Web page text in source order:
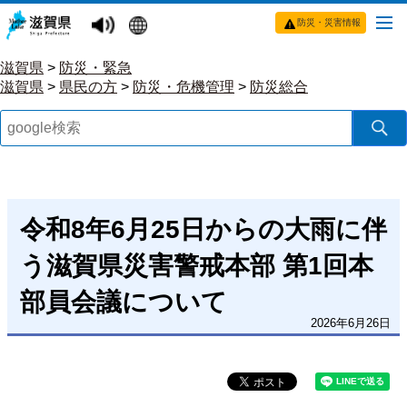
防災・災害情報
滋賀県 > 防災・緊急
滋賀県 > 県民の方 > 防災・危機管理 > 防災総合
令和8年6月25日からの大雨に伴
う滋賀県災害警戒本部 第1回本
部員会議について
2026年6月26日